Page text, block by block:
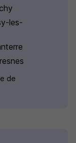
les-
de